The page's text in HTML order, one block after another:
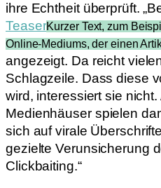
ihre Echtheit überprüft.
TeaserKurzer Text, zum
Online-Mediums, der einen
angezeigt. Da reicht
Schlagzeile. Dass diese
wird, interessiert sie
Medienhäuser spielen
sich auf virale
gezielte Verunsicherung
Clickbaiting.“